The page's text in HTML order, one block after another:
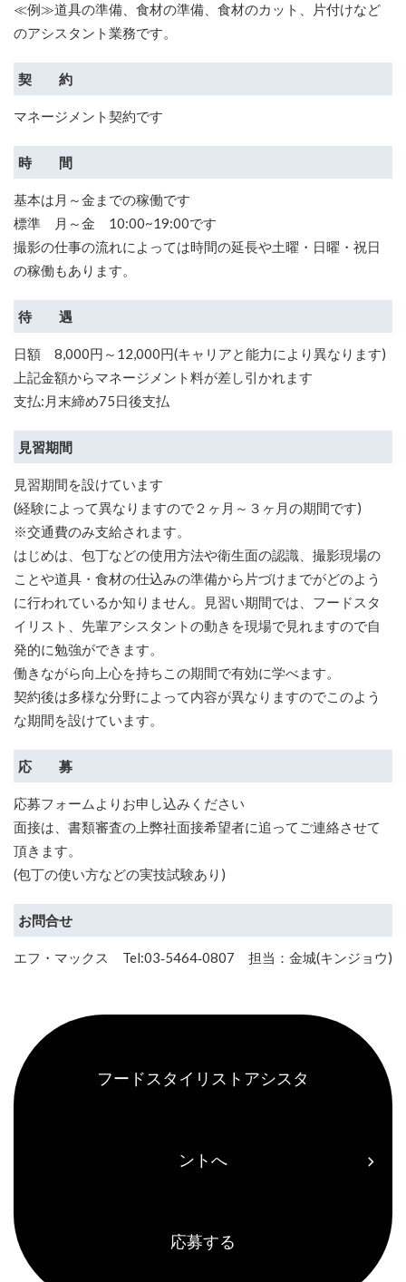
≪例≫道具の準備、食材の準備、食材のカット、片付けなど
のアシスタント業務です。
契 約
マネージメント契約です
時 間
基本は月～金までの稼働です
標準 月～金 10:00~19:00です
撮影の仕事の流れによっては時間の延長や土曜・日曜・祝日
の稼働もあります。
待 遇
日額 8,000円～12,000円(キャリアと能力により異なります)
上記金額からマネージメント料が差し引かれます
支払:月末締め75日後支払
見習期間
見習期間を設けています
(経験によって異なりますので２ヶ月～３ヶ月の期間です)
※交通費のみ支給されます。
はじめは、包丁などの使用方法や衛生面の認識、撮影現場の
ことや道具・食材の仕込みの準備から片づけまでがどのよう
に行われているか知りません。見習い期間では、フードスタ
イリスト、先輩アシスタントの動きを現場で見れますので自
発的に勉強ができます。
働きながら向上心を持ちこの期間で有効に学べます。
契約後は多様な分野によって内容が異なりますのでこのよう
な期間を設けています。
応 募
応募フォームよりお申し込みください
面接は、書類審査の上弊社面接希望者に追ってご連絡させて
頂きます。
(包丁の使い方などの実技試験あり)
お問合せ
エフ・マックス Tel:03‑5464‑0807 担当：金城(キンジョウ)
フードスタイリストアシスタ
ントへ
応募する